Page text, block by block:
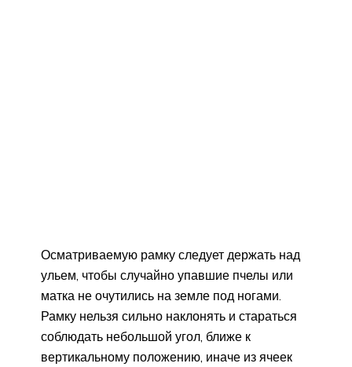
Осматриваемую рамку следует держать над
ульем, чтобы случайно упавшие пчелы или
матка не очутились на земле под ногами.
Рамку нельзя сильно наклонять и стараться
соблюдать небольшой угол, ближе к
вертикальному положению, иначе из ячеек